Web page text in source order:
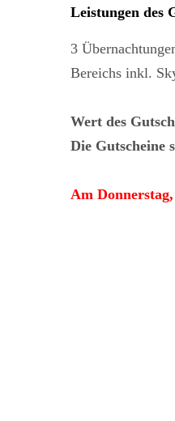
Leistungen des
3
Bereichs inkl.
Wert des
Die Gutscheine
Am